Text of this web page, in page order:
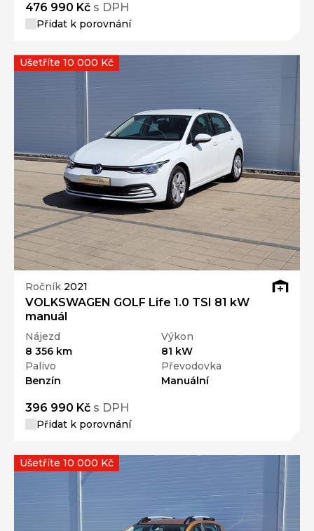
476 990 Kč s DPH
Přidat k porovnání
Ročník 2021
VOLKSWAGEN GOLF Life 1.0 TSI 81 kW
manuál
Nájezd
8 356 km
Výkon
81 kW
Palivo
Benzín
Převodovka
Manuální
396 990 Kč s DPH
Přidat k porovnání
Ušetříte 10 000 Kč
Ušetříte 10 000 Kč